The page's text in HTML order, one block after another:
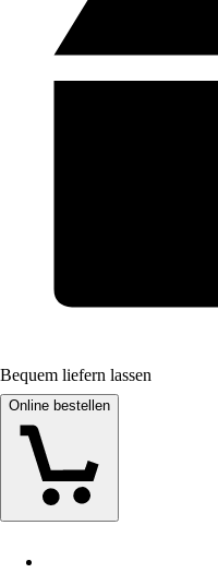
Bequem liefern lassen
Online bestellen